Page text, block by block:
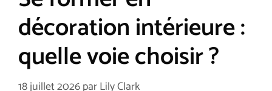
décoration intérieure :
quelle voie choisir ?
18 juillet 2026parLily Clark